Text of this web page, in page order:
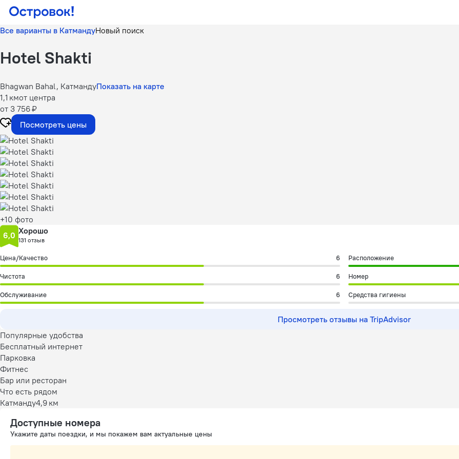
Все варианты в КатмандуНовый поиск
Hotel Shakti
Bhagwan Bahal, КатмандуПоказать на карте
1,1 кмот центра
от 3 756 ₽
Посмотреть цены
+10 фото
6,0 Хорошо
131 отзыв
Цена/Качество 6 Расположение
Чистота 6 Номер
Обслуживание 6 Средства гигиены
Просмотреть отзывы на TripAdvisor
Популярные удобства
Бесплатный интернет
Парковка
Фитнес
Бар или ресторан
Что есть рядом
Катманду4,9 км
Доступные номера
Укажите даты поездки, и мы покажем вам актуальные цены